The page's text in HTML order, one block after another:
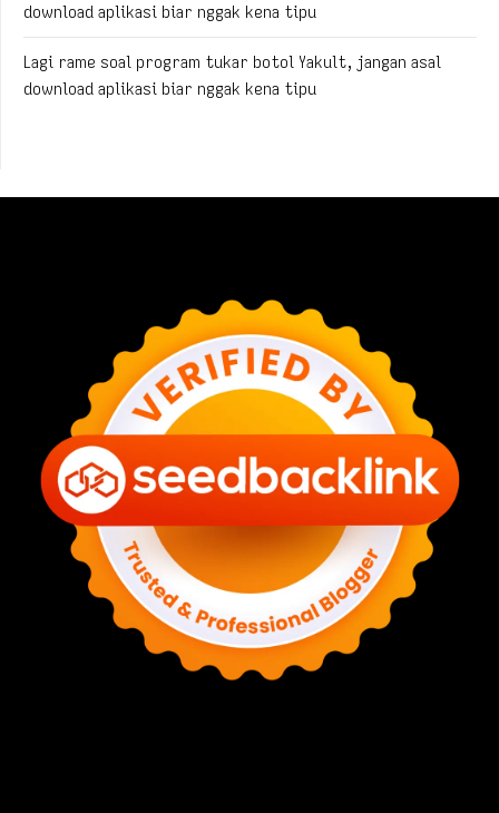
download aplikasi biar nggak kena tipu
Lagi rame soal program tukar botol Yakult, jangan asal
download aplikasi biar nggak kena tipu